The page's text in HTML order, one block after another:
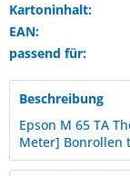
Kartoninhalt:
EAN:
passend für:
Beschreibung
Epson M 65 TA
Meter] Bonrollen